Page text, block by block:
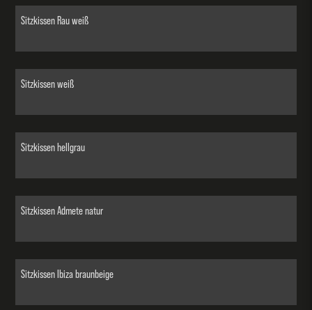
Sitzkissen Rau weiß
Sitzkissen weiß
Sitzkissen hellgrau
Sitzkissen Admete natur
Sitzkissen Ibiza braunbeige